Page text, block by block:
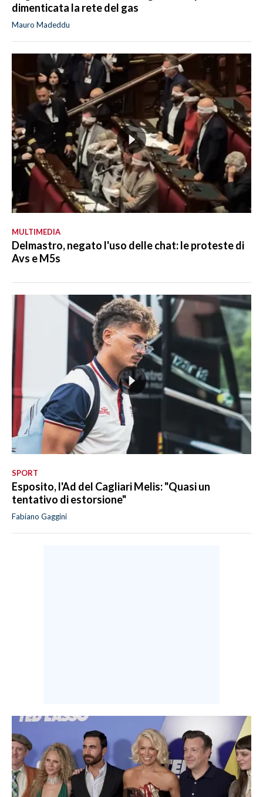
dimenticata la rete del gas
Mauro Madeddu
MULTIMEDIA
Delmastro, negato l'uso delle chat: le proteste di
Avs e M5s
SPORT
Esposito, l'Ad del Cagliari Melis: "Quasi un
tentativo di estorsione"
Fabiano Gaggini